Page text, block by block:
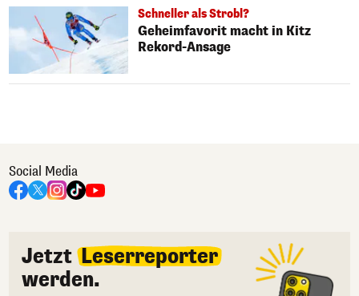
Schneller als Strobl?
Geheimfavorit macht in Kitz
Rekord-Ansage
Social Media
Jetzt Leserreporter
werden.